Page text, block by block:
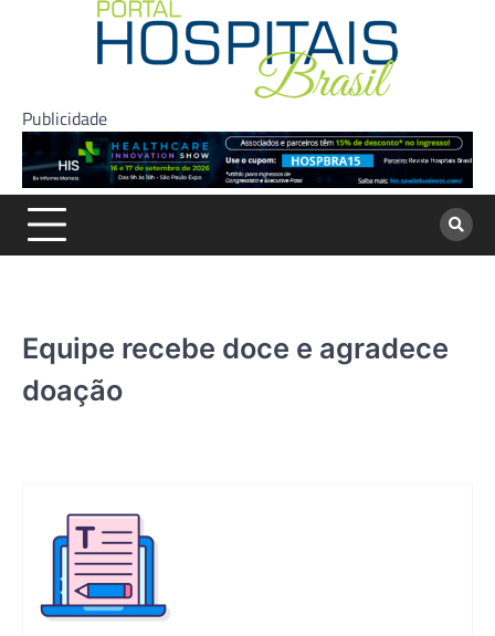
Publicidade
Equipe recebe doce e agradece
doação